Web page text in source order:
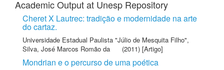
Academic Output at Unesp Repository
Cheret X Lautrec: tradição e modernidade na arte
do cartaz.
Universidade Estadual Paulista "Júlio de Mesquita Filho",
Silva, José Marcos Romão da
(2011) [Artigo]
Mondrian e o percurso de uma poética